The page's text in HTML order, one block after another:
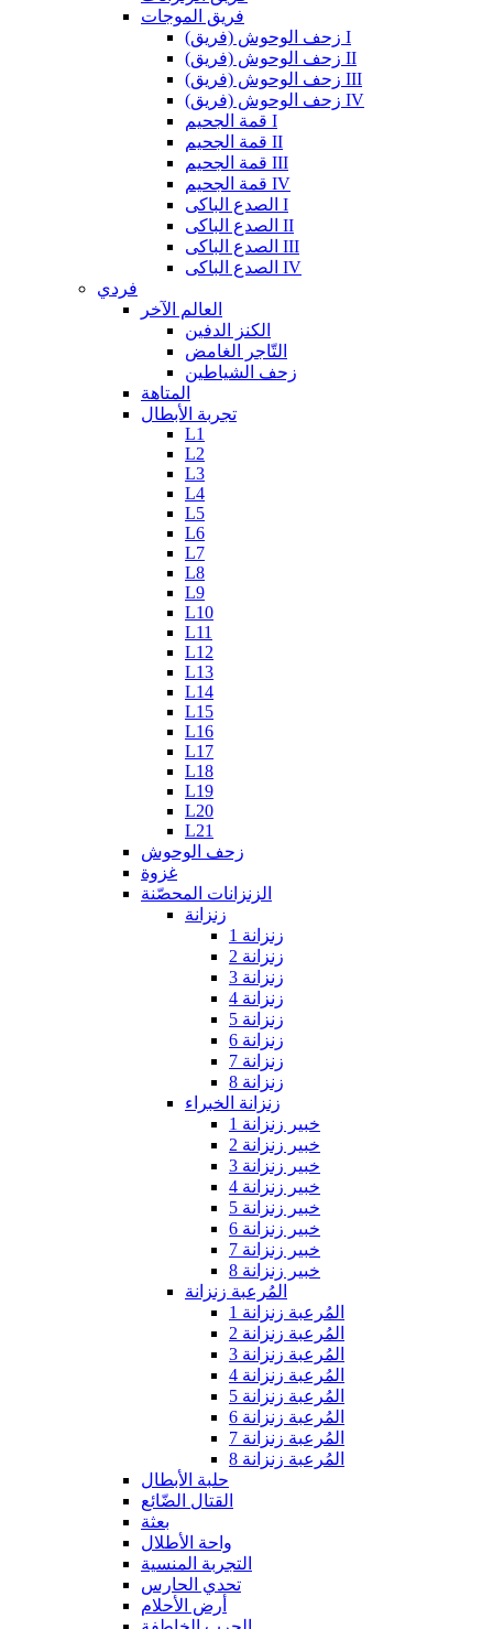
فريق الموجات
زحف الوحوش (فريق) I
زحف الوحوش (فريق) II
زحف الوحوش (فريق) III
زحف الوحوش (فريق) IV
قمة الجحيم I
قمة الجحيم II
قمة الجحيم III
قمة الجحيم IV
الصدع الباكى I
الصدع الباكى II
الصدع الباكى III
الصدع الباكى IV
فردي
العالم الآخر
الكنز الدفين
التّاجر الغامض
زحف الشياطين
المتاهة
تجربة الأبطال
L1
L2
L3
L4
L5
L6
L7
L8
L9
L10
L11
L12
L13
L14
L15
L16
L17
L18
L19
L20
L21
زحف الوحوش
غزوة
الزنزانات المحصّنة
زنزانة
زنزانة 1
زنزانة 2
زنزانة 3
زنزانة 4
زنزانة 5
زنزانة 6
زنزانة 7
زنزانة 8
زنزانة الخبراء
خبير زنزانة 1
خبير زنزانة 2
خبير زنزانة 3
خبير زنزانة 4
خبير زنزانة 5
خبير زنزانة 6
خبير زنزانة 7
خبير زنزانة 8
المُرعبة زنزانة
المُرعبة زنزانة 1
المُرعبة زنزانة 2
المُرعبة زنزانة 3
المُرعبة زنزانة 4
المُرعبة زنزانة 5
المُرعبة زنزانة 6
المُرعبة زنزانة 7
المُرعبة زنزانة 8
حلبة الأبطال
القتال الضّائع
بعثة
واحة الأطلال
التجربة المنسية
تحدي الحارس
أرض الأحلام